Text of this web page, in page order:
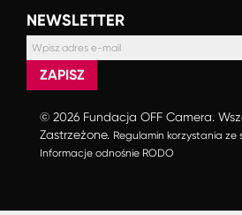
NEWSLETTER
ZAPISZ
© 2026 Fundacja OFF Camera.
Zastrzeżone. Regulamin korzystania ze
Informacje odnośnie RODO